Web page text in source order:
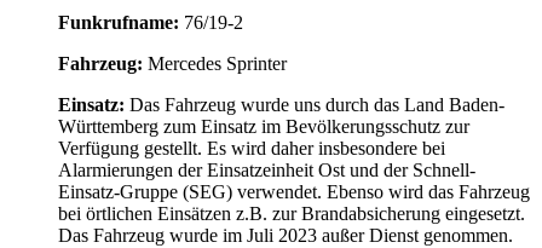
Funkrufname: 76/19-2
Fahrzeug: Mercedes Sprinter
Einsatz: Das Fahrzeug wurde uns durch das Land Baden-
Württemberg zum Einsatz im Bevölkerungsschutz zur
Verfügung gestellt. Es wird daher insbesondere bei
Alarmierungen der Einsatzeinheit Ost und der Schnell-
Einsatz-Gruppe (SEG) verwendet. Ebenso wird das Fahrzeug
bei örtlichen Einsätzen z.B. zur Brandabsicherung eingesetzt.
Das Fahrzeug wurde im Juli 2023 außer Dienst genommen.